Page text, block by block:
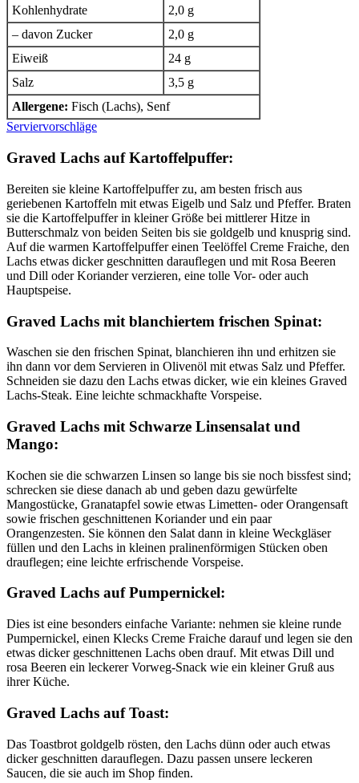
Kohlenhydrate
2,0 g
– davon Zucker
2,0 g
Eiweiß
24 g
Salz
3,5 g
Allergene: Fisch (Lachs), Senf
Serviervorschläge
Graved Lachs auf Kartoffelpuffer:
Bereiten sie kleine Kartoffelpuffer zu, am besten frisch aus
geriebenen Kartoffeln mit etwas Eigelb und Salz und Pfeffer. Braten
sie die Kartoffelpuffer in kleiner Größe bei mittlerer Hitze in
Butterschmalz von beiden Seiten bis sie goldgelb und knusprig sind.
Auf die warmen Kartoffelpuffer einen Teelöffel Creme Fraiche, den
Lachs etwas dicker geschnitten darauflegen und mit Rosa Beeren
und Dill oder Koriander verzieren, eine tolle Vor- oder auch
Hauptspeise.
Graved Lachs mit blanchiertem frischen Spinat:
Waschen sie den frischen Spinat, blanchieren ihn und erhitzen sie
ihn dann vor dem Servieren in Olivenöl mit etwas Salz und Pfeffer.
Schneiden sie dazu den Lachs etwas dicker, wie ein kleines Graved
Lachs-Steak. Eine leichte schmackhafte Vorspeise.
Graved Lachs mit Schwarze Linsensalat und
Mango:
Kochen sie die schwarzen Linsen so lange bis sie noch bissfest sind;
schrecken sie diese danach ab und geben dazu gewürfelte
Mangostücke, Granatapfel sowie etwas Limetten- oder Orangensaft
sowie frischen geschnittenen Koriander und ein paar
Orangenzesten. Sie können den Salat dann in kleine Weckgläser
füllen und den Lachs in kleinen pralinenförmigen Stücken oben
drauflegen; eine leichte erfrischende Vorspeise.
Graved Lachs auf Pumpernickel:
Dies ist eine besonders einfache Variante: nehmen sie kleine runde
Pumpernickel, einen Klecks Creme Fraiche darauf und legen sie den
etwas dicker geschnittenen Lachs oben drauf. Mit etwas Dill und
rosa Beeren ein leckerer Vorweg-Snack wie ein kleiner Gruß aus
ihrer Küche.
Graved Lachs auf Toast:
Das Toastbrot goldgelb rösten, den Lachs dünn oder auch etwas
dicker geschnitten darauflegen. Dazu passen unsere leckeren
Saucen, die sie auch im Shop finden.